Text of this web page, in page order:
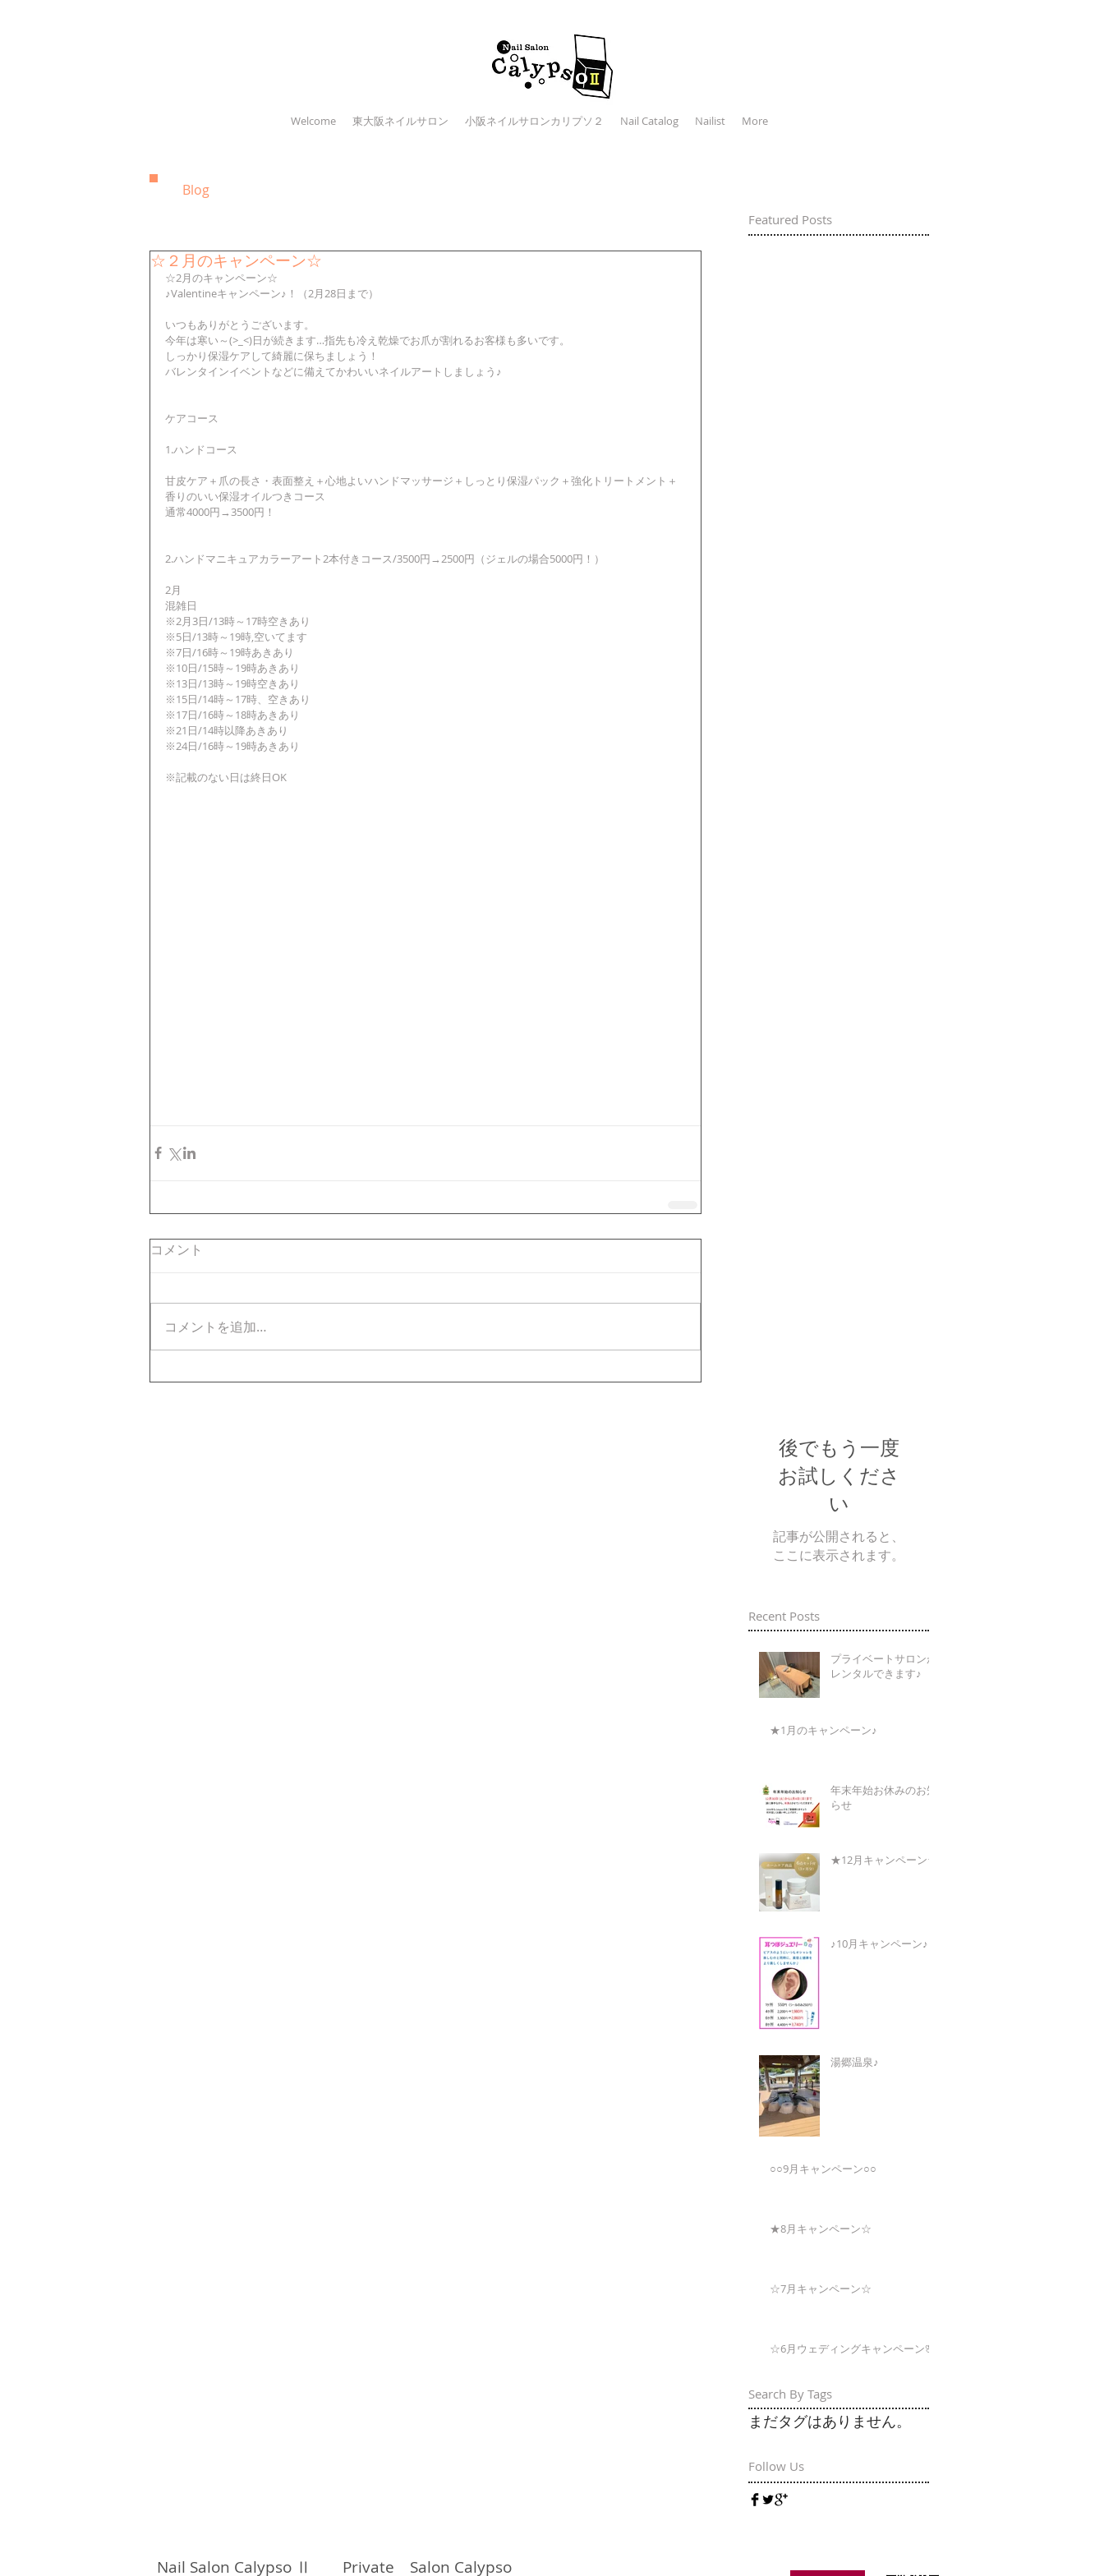
Welcome 東大阪ネイルサロン 小阪ネイルサロンカリプソ２ Nail Catalog Nailist More
Blog
Featured Posts
☆２月のキャンペーン☆
☆2月のキャンペーン☆
♪Valentineキャンペーン♪！（2月28日まで）
いつもありがとうございます。
今年は寒い～(>_<)日が続きます…指先も冷え乾燥でお爪が割れるお客様も多いです。
しっかり保湿ケアして綺麗に保ちましょう！
バレンタインイベントなどに備えてかわいいネイルアートしましょう♪
ケアコース
1.ハンドコース
甘皮ケア＋爪の長さ・表面整え＋心地よいハンドマッサージ＋しっとり保湿パック＋強化トリートメント＋
香りのいい保湿オイルつきコース
通常4000円→3500円！
2.ハンドマニキュアカラーアート2本付きコース/3500円→2500円（ジェルの場合5000円！）
2月
混雑日
※2月3日/13時～17時空きあり
※5日/13時～19時,空いてます
※7日/16時～19時あきあり
※10日/15時～19時あきあり
※13日/13時～19時空きあり
※15日/14時～17時、空きあり
※17日/16時～18時あきあり
※21日/14時以降あきあり
※24日/16時～19時あきあり
※記載のない日は終日OK
コメント
コメントを追加…
後でもう一度
お試しくださ
い
記事が公開されると、
ここに表示されます。
Recent Posts
Search By Tags
プライベートサロンが
レンタルできます♪
★1月のキャンペーン♪
年末年始お休みのお知
らせ
★12月キャンペーン★
♪10月キャンペーン♪
湯郷温泉♪
○○9月キャンペーン○○
★8月キャンペーン☆
☆7月キャンペーン☆
☆6月ウェディングキャンペーン🌸
まだタグはありません。
Follow Us
Nail Salon Calypso Ⅱ Private Salon Calypso